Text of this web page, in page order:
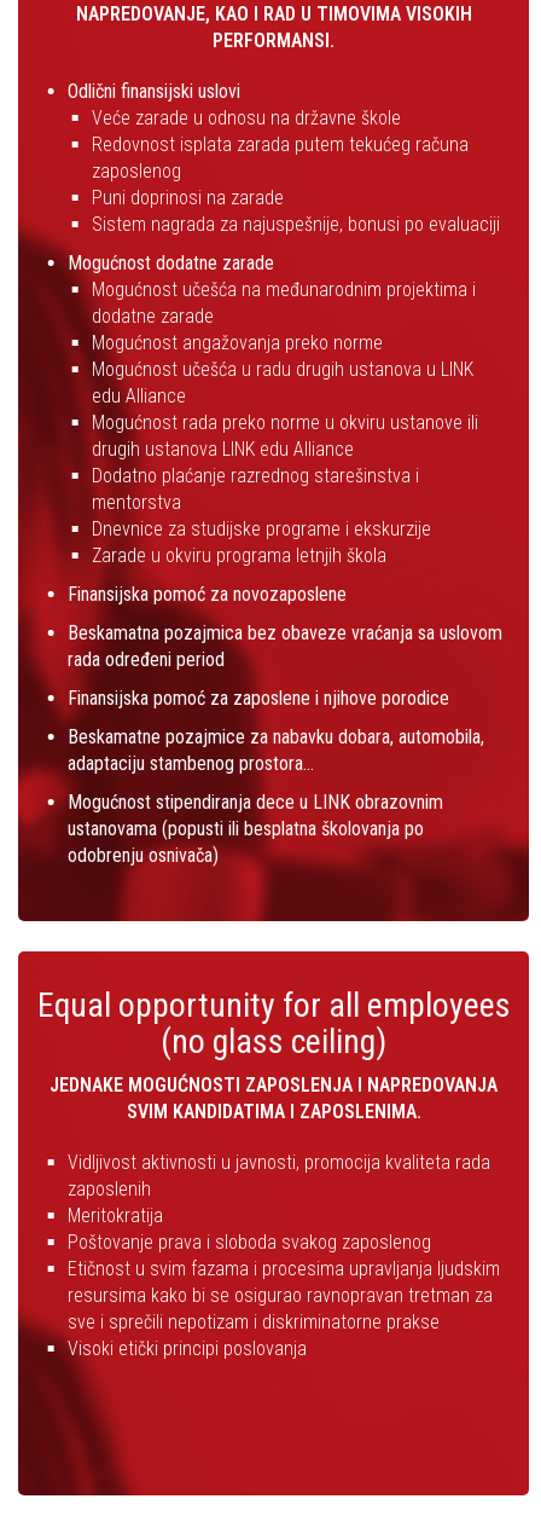
NAPREDOVANJE, KAO I RAD U TIMOVIMA VISOKIH
PERFORMANSI.
Odlični finansijski uslovi
Veće zarade u odnosu na državne škole
Redovnost isplata zarada putem tekućeg računa
zaposlenog
Puni doprinosi na zarade
Sistem nagrada za najuspešnije, bonusi po evaluaciji
Mogućnost dodatne zarade
Mogućnost učešća na međunarodnim projektima i
dodatne zarade
Mogućnost angažovanja preko norme
Mogućnost učešća u radu drugih ustanova u LINK
edu Alliance
Mogućnost rada preko norme u okviru ustanove ili
drugih ustanova LINK edu Alliance
Dodatno plaćanje razrednog starešinstva i
mentorstva
Dnevnice za studijske programe i ekskurzije
Zarade u okviru programa letnjih škola
Finansijska pomoć za novozaposlene
Beskamatna pozajmica bez obaveze vraćanja sa uslovom
rada određeni period
Finansijska pomoć za zaposlene i njihove porodice
Beskamatne pozajmice za nabavku dobara, automobila,
adaptaciju stambenog prostora…
Mogućnost stipendiranja dece u LINK obrazovnim
ustanovama (popusti ili besplatna školovanja po
odobrenju osnivača)
Equal opportunity for all employees
(no glass ceiling)
JEDNAKE MOGUĆNOSTI ZAPOSLENJA I NAPREDOVANJA
SVIM KANDIDATIMA I ZAPOSLENIMA.
Vidljivost aktivnosti u javnosti, promocija kvaliteta rada
zaposlenih
Meritokratija
Poštovanje prava i sloboda svakog zaposlenog
Etičnost u svim fazama i procesima upravljanja ljudskim
resursima kako bi se osigurao ravnopravan tretman za
sve i sprečili nepotizam i diskriminatorne prakse
Visoki etički principi poslovanja